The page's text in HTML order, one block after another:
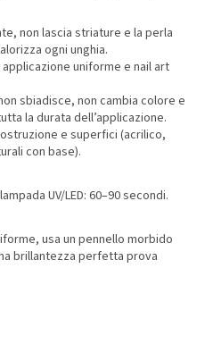
non lascia striature e la perla
ogni unghia.
uniforme e nail art
sbiadisce, non cambia colore e
la durata dell’applicazione.
e superfici (acrilico,
con base).
UV/LED: 60–90 secondi.
usa un pennello morbido
brillantezza perfetta prova